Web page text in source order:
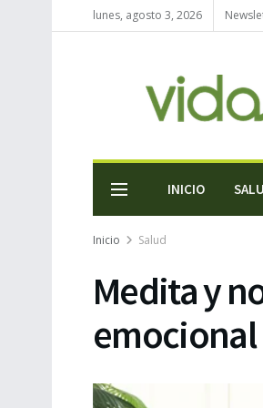
lunes, agosto 3, 2026
INICIO
Inicio Salud
Medita y
emocional